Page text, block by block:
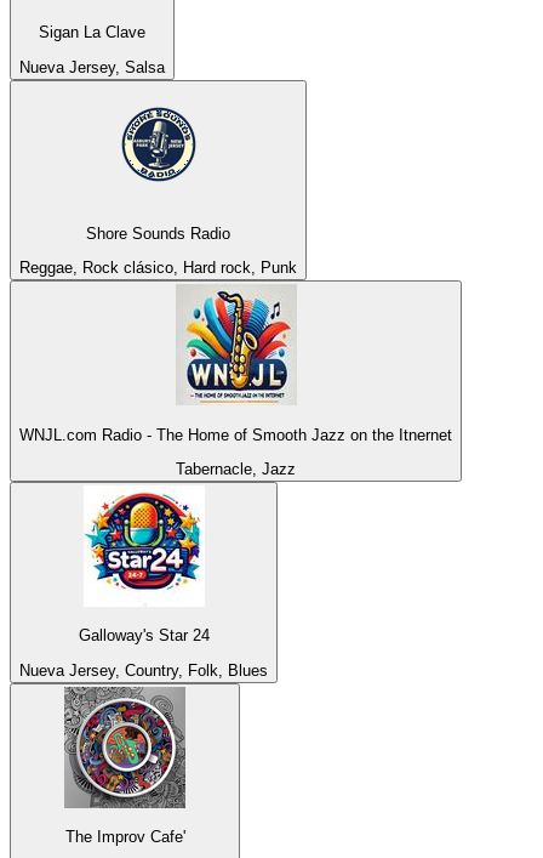
Sigan La Clave
Nueva Jersey, Salsa
Shore Sounds Radio
Reggae, Rock clásico, Hard rock, Punk
WNJL.com Radio - The Home of Smooth Jazz on the Itnernet
Tabernacle, Jazz
Galloway's Star 24
Nueva Jersey, Country, Folk, Blues
The Improv Cafe'